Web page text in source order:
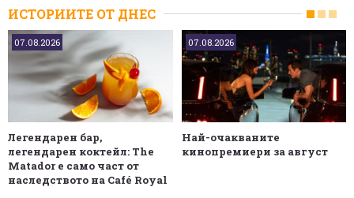
ИСТОРИИТЕ ОТ ДНЕС
07.08.2026
Легендарен бар,
легендарен коктейл: The
Matador е само част от
наследството на Café Royal
07.08.2026
Най-очакваните
кинопремиери за август